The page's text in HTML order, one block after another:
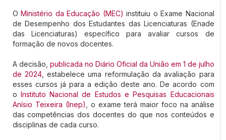
O Ministério da Educação (MEC) instituiu o Exame Nacional
de Desempenho dos Estudantes das Licenciaturas (Enade
das Licenciaturas) específico para avaliar cursos de
formação de novos docentes.
A decisão, publicada no Diário Oficial da União em 1 de julho
de 2024, estabelece uma reformulação da avaliação para
esses cursos já para a edição deste ano. De acordo com
o Instituto Nacional de Estudos e Pesquisas Educacionais
Anísio Teixeira (Inep) , o exame terá maior foco na análise
das competências dos docentes do que nos conteúdos e
disciplinas de cada curso.